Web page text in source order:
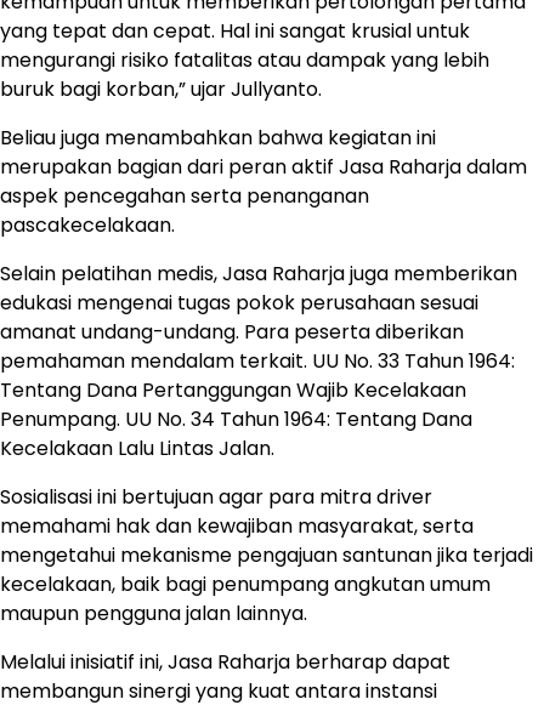
yang tepat dan cepat. Hal ini sangat krusial untuk
mengurangi risiko fatalitas atau dampak yang lebih
buruk bagi korban,” ujar Jullyanto.
Beliau juga menambahkan bahwa kegiatan ini
merupakan bagian dari peran aktif Jasa Raharja dalam
aspek pencegahan serta penanganan
pascakecelakaan.
Selain pelatihan medis, Jasa Raharja juga memberikan
edukasi mengenai tugas pokok perusahaan sesuai
amanat undang-undang. Para peserta diberikan
pemahaman mendalam terkait. UU No. 33 Tahun 1964:
Tentang Dana Pertanggungan Wajib Kecelakaan
Penumpang. UU No. 34 Tahun 1964: Tentang Dana
Kecelakaan Lalu Lintas Jalan.
Sosialisasi ini bertujuan agar para mitra driver
memahami hak dan kewajiban masyarakat, serta
mengetahui mekanisme pengajuan santunan jika terjadi
kecelakaan, baik bagi penumpang angkutan umum
maupun pengguna jalan lainnya.
Melalui inisiatif ini, Jasa Raharja berharap dapat
membangun sinergi yang kuat antara instansi